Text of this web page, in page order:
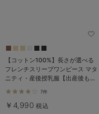
【コットン100%】長さが選べる
フレンチスリーブワンピース マタ
ニティ・産後授乳服【出産後も長
7件
￥4,990 税込